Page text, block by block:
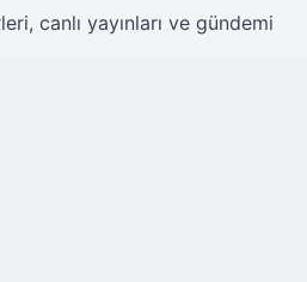
canlı yayınları ve gündemi